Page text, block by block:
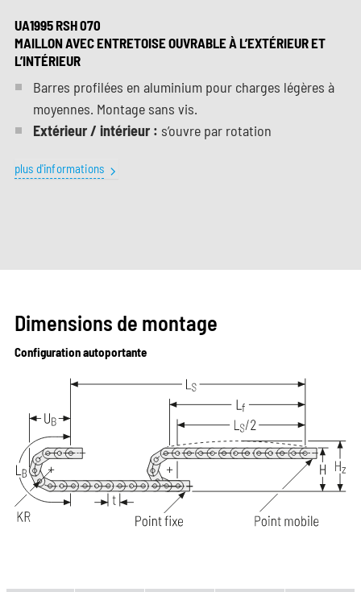
UA1995 RSH 070
MAILLON AVEC ENTRETOISE OUVRABLE À L’EXTÉRIEUR ET
L’INTÉRIEUR
Barres profilées en aluminium pour charges légères à
moyennes. Montage sans vis.
Extérieur / intérieur : s’ouvre par rotation
plus d'informations
Dimensions de montage
Configuration autoportante